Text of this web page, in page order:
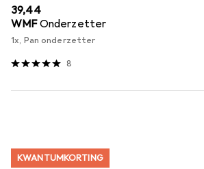
EUR
39,44
WMFOnderzetter
1x, Pan onderzetter
8
KWANTUMKORTING